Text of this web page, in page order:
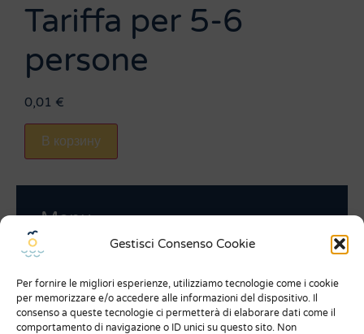
Gestisci Consenso Cookie
Per fornire le migliori esperienze, utilizziamo tecnologie come i cookie
per memorizzare e/o accedere alle informazioni del dispositivo. Il
consenso a queste tecnologie ci permetterà di elaborare dati come il
comportamento di navigazione o ID unici su questo sito. Non
Tariffa per 5-6
persone
0,01 €
В корзину
Menu
Expo